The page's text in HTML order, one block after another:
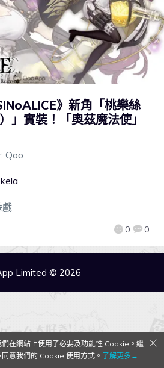
》新角「桃樂絲
」實裝！「奧茲魔法使」
Qoo
0 0
戲
Limited © 2026
在網站上使用了必要及功能性 Cookie。繼
意我們的 Cookie 使用方式。 了解更多→